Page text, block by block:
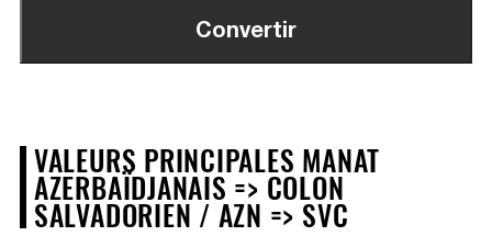
VALEURS PRINCIPALES MANAT
AZERBAÏDJANAIS => COLON
SALVADORIEN / AZN => SVC